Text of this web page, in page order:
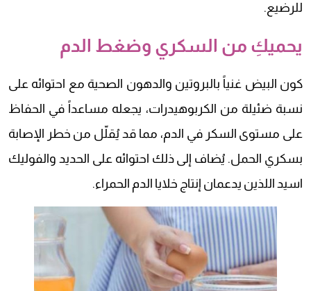
للرضيع.
يحميكِ من السكري وضغط الدم
كون البيض غنياً بالبروتين والدهون الصحية مع احتوائه على
نسبة ضئيلة من الكربوهيدرات، يجعله مساعداً في الحفاظ
على مستوى السكر في الدم، مما قد يُقلّل من خطر الإصابة
بسكري الحمل. يُضاف إلى ذلك احتوائه على الحديد والفوليك
اسيد اللذين يدعمان إنتاج خلايا الدم الحمراء.